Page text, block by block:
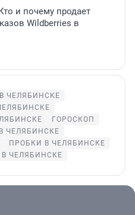
и почему продает
Wildberries в
ЧЕЛЯБИНСКЕ
ГОРОСКОП
ЧЕЛЯБИНСКЕ
ПРОБКИ В ЧЕЛЯБИНСКЕ
ЧЕЛЯБИНСКЕ